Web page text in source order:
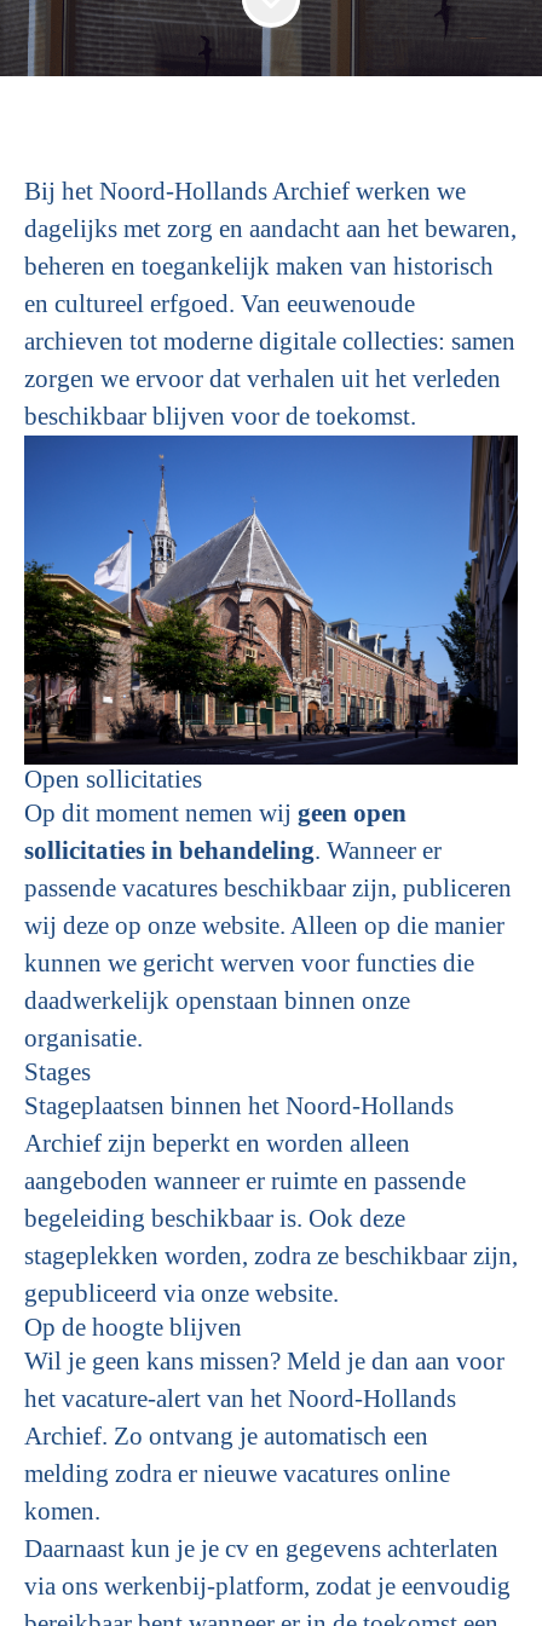
Bij het Noord-Hollands Archief werken we
dagelijks met zorg en aandacht aan het bewaren,
beheren en toegankelijk maken van historisch
en cultureel erfgoed. Van eeuwenoude
archieven tot moderne digitale collecties: samen
zorgen we ervoor dat verhalen uit het verleden
beschikbaar blijven voor de toekomst.
Open sollicitaties
Op dit moment nemen wij geen open
sollicitaties in behandeling. Wanneer er
passende vacatures beschikbaar zijn, publiceren
wij deze op onze website. Alleen op die manier
kunnen we gericht werven voor functies die
daadwerkelijk openstaan binnen onze
organisatie.
Stages
Stageplaatsen binnen het Noord-Hollands
Archief zijn beperkt en worden alleen
aangeboden wanneer er ruimte en passende
begeleiding beschikbaar is. Ook deze
stageplekken worden, zodra ze beschikbaar zijn,
gepubliceerd via onze website.
Op de hoogte blijven
Wil je geen kans missen? Meld je dan aan voor
het vacature-alert van het Noord-Hollands
Archief. Zo ontvang je automatisch een
melding zodra er nieuwe vacatures online
komen.
Daarnaast kun je je cv en gegevens achterlaten
via ons werkenbij-platform, zodat je eenvoudig